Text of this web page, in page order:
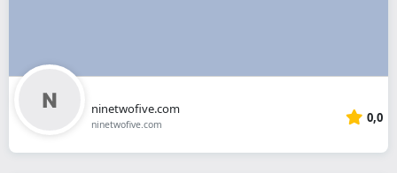
ninetwofive.com
ninetwofive.com 0,0